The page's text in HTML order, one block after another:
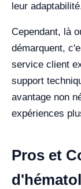
leur
Cependant, là
démarquent,
service client
support
avantage non
expériences
Pros et